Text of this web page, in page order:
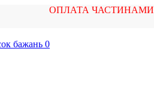
ОПЛАТА ЧАСТИНАМИ
0